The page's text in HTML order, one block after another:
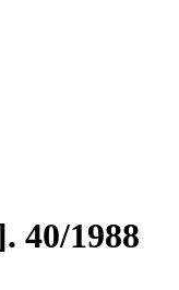
40/1988